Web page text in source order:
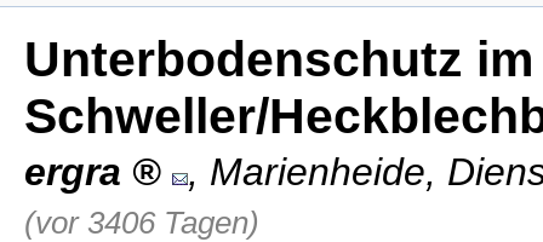
Unterbodenschutz im
Schweller/
ergra , Marienheide,
(vor 3406 Tagen)